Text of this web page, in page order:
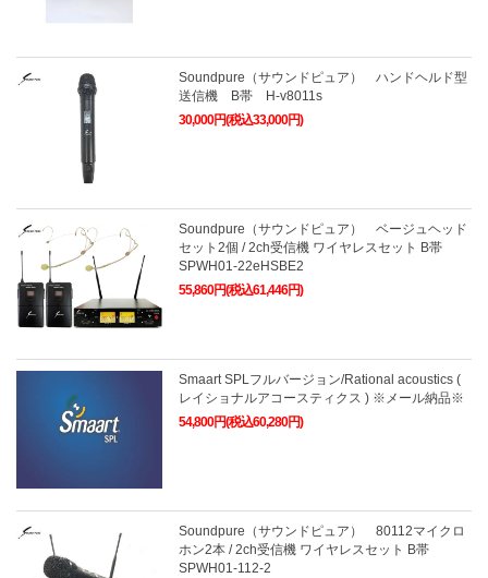
Soundpure（サウンドピュア） ハンドヘルド型
送信機 B帯 H-v8011s
30,000円(税込33,000円)
Soundpure（サウンドピュア） ベージュヘッド
セット2個 / 2ch受信機 ワイヤレスセット B帯
SPWH01-22eHSBE2
55,860円(税込61,446円)
Smaart SPLフルバージョン/Rational acoustics (
レイショナルアコースティクス ) ※メール納品※
54,800円(税込60,280円)
Soundpure（サウンドピュア） 80112マイクロ
ホン2本 / 2ch受信機 ワイヤレスセット B帯
SPWH01-112-2